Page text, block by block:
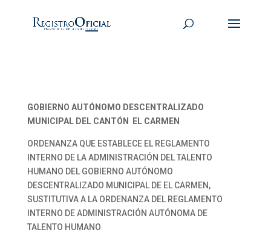
GOBIERNO AUTÓNOMO DESCENTRALIZADO
MUNICIPAL DEL CANTÓN EL CARMEN
ORDENANZA QUE ESTABLECE EL REGLAMENTO
INTERNO DE LA ADMINISTRACIÓN DEL TALENTO
HUMANO DEL GOBIERNO AUTÓNOMO
DESCENTRALIZADO MUNICIPAL DE EL CARMEN,
SUSTITUTIVA A LA ORDENANZA DEL REGLAMENTO
INTERNO DE ADMINISTRACIÓN AUTÓNOMA DE
TALENTO HUMANO